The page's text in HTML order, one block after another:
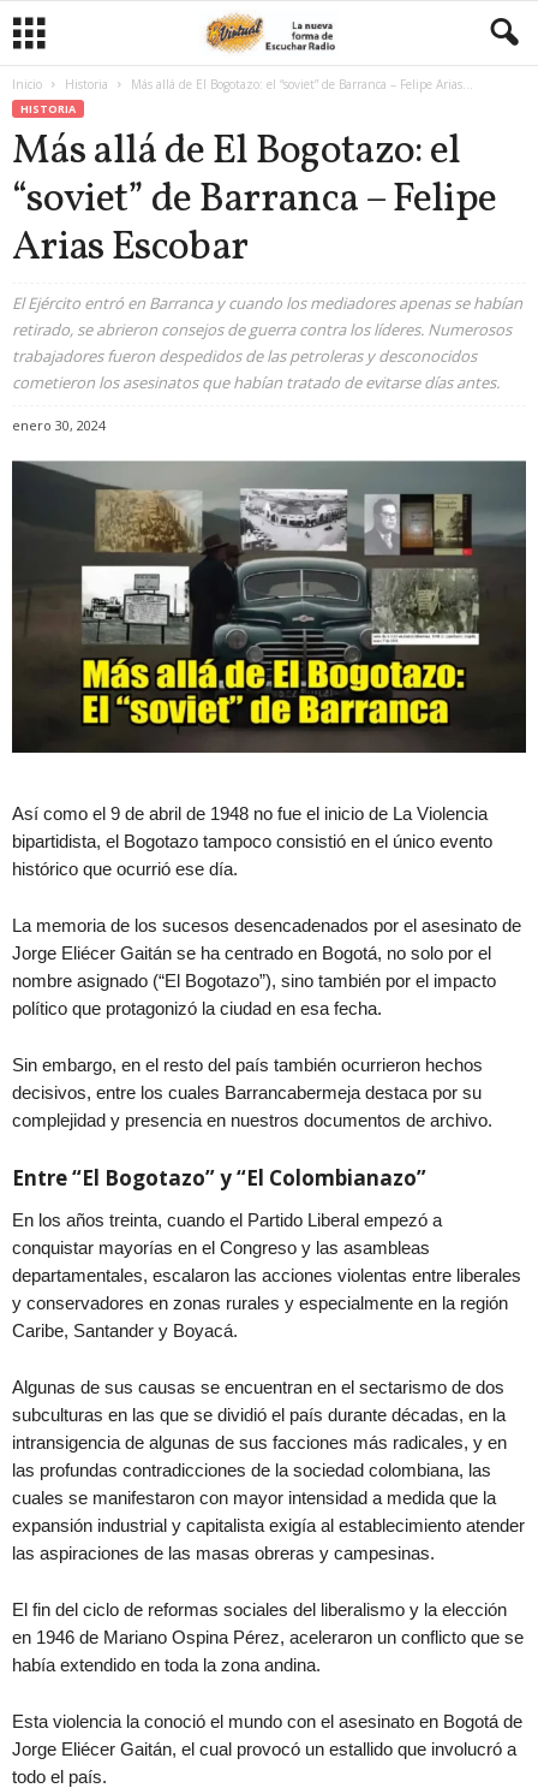
Inicio Historia Más allá de El Bogotazo: el “soviet” de Barranca – Felipe Arias...
HISTORIA
Más allá de El Bogotazo: el
“soviet” de Barranca – Felipe
Arias Escobar
El Ejército entró en Barranca y cuando los mediadores apenas se habían
retirado, se abrieron consejos de guerra contra los líderes. Numerosos
trabajadores fueron despedidos de las petroleras y desconocidos
cometieron los asesinatos que habían tratado de evitarse días antes.
enero 30, 2024
Así como el 9 de abril de 1948 no fue el inicio de La Violencia
bipartidista, el Bogotazo tampoco consistió en el único evento
histórico que ocurrió ese día.
La memoria de los sucesos desencadenados por el asesinato de
Jorge Eliécer Gaitán se ha centrado en Bogotá, no solo por el
nombre asignado (“El Bogotazo”), sino también por el impacto
político que protagonizó la ciudad en esa fecha.
Sin embargo, en el resto del país también ocurrieron hechos
decisivos, entre los cuales Barrancabermeja destaca por su
complejidad y presencia en nuestros documentos de archivo.
Entre “El Bogotazo” y “El Colombianazo”
En los años treinta, cuando el Partido Liberal empezó a
conquistar mayorías en el Congreso y las asambleas
departamentales, escalaron las acciones violentas entre liberales
y conservadores en zonas rurales y especialmente en la región
Caribe, Santander y Boyacá.
Algunas de sus causas se encuentran en el sectarismo de dos
subculturas en las que se dividió el país durante décadas, en la
intransigencia de algunas de sus facciones más radicales, y en
las profundas contradicciones de la sociedad colombiana, las
cuales se manifestaron con mayor intensidad a medida que la
expansión industrial y capitalista exigía al establecimiento atender
las aspiraciones de las masas obreras y campesinas.
El fin del ciclo de reformas sociales del liberalismo y la elección
en 1946 de Mariano Ospina Pérez, aceleraron un conflicto que se
había extendido en toda la zona andina.
Esta violencia la conoció el mundo con el asesinato en Bogotá de
Jorge Eliécer Gaitán, el cual provocó un estallido que involucró a
todo el país.